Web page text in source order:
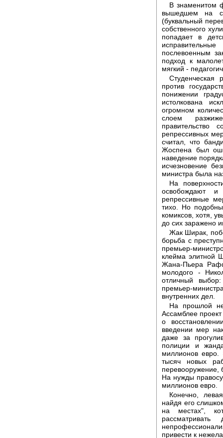
В знаменитом
вышедшем на
(буквальный
собственного
попадает в
послевоенным
подход к
мягкий -
Студенческая
против
понижении
истолкована
огромном
слоем
репрессивных
считал, что
Жоспена был
наведение
исчезновение
министра была
На
освобождают
репрессивные
тихо. Но
комиксов, хотя,
до сих заражено
Жак Ширак,
борьба с
премьер-
клейма элитной
Жана-Пьера
молодого -
отличный
премьер-
внутренних дел.
На прошлой
Ассамблее
о
введении мер
даже за
полиции и
миллионов евро.
тысяч новых
перевооружение,
На нужды
миллионов евро.
Конечно,
найдя его
на местах",
привести к